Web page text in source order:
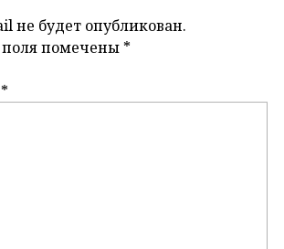
не будет опубликован.
помечены *
*